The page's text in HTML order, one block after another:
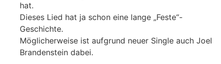
hat.
Dieses Lied hat ja schon eine lange „Feste“-
Geschichte.
Möglicherweise ist aufgrund neuer Single auch Joel
Brandenstein dabei.